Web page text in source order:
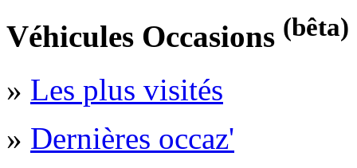
Véhicules Occasions (bêta)
» Les plus visités
» Dernières occaz'